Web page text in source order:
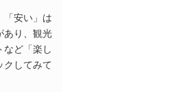
「安い」は
あり、観光
など「楽し
クしてみて